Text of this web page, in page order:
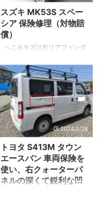
（100：0） ※スペーシアのお
客様に過失はありません。 そ
れではビフォー・アフターを
見ていきましょう！ 右フロン
トフェンダーと右スライドド
ンジやヒンジが取り付いてい
るフレーム部分にも損傷があ
りました。 ▲運転席ドアハン
ドルにもキズが確 ...
スズキ MK53S スペー
シア 保険修理（対物賠
償）
へこみキズは左リアフェンダ
が便利な軽自動車SUZUKIスペ
ーシア。 まだ走行距離
3,000kmです。 ▲へこみキ
ズの位置はこのあたり。 ▲鋭
いへこみの中心に傷がありま
す。 修理塗装 この投稿を
Instagramで見る Ｙ’ｓボディ
ー 代表小林(@ysbody)がシェ
アした投稿 ▲修理塗装中の様
子です。 画像をスライドさせ
ると次の画面に移り変わりま
す。 完成 ▲完成です。 保険
2024/2/28
トヨタ S413M タウン
エースバン 車両保険を
使い、右クォーターパ
ネルの深くて鋭利な凹